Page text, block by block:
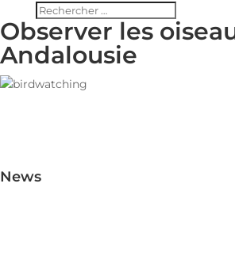
Observer les
Andalousie
News